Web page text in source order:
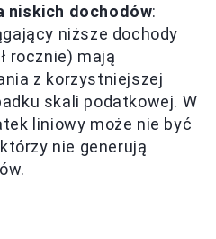
niskich dochodów:
niższe dochody
rocznie) mają
z korzystniejszej
skali podatkowej. W
liniowy może nie być
nie generują